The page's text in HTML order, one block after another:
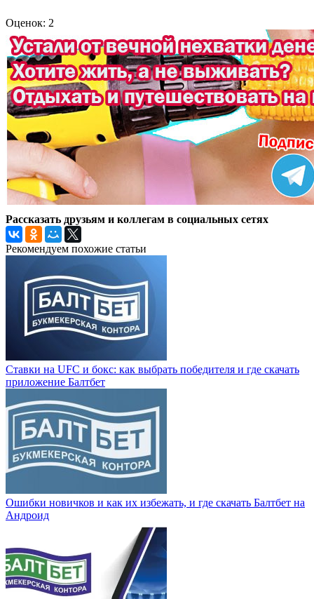
Оценок: 2
Рассказать друзьям и коллегам в социальных сетях
Рекомендуем похожие статьи
Ставки на UFC и бокс: как выбрать победителя и где скачать
приложение Балтбет
Ошибки новичков и как их избежать, и где скачать Балтбет на
Андроид